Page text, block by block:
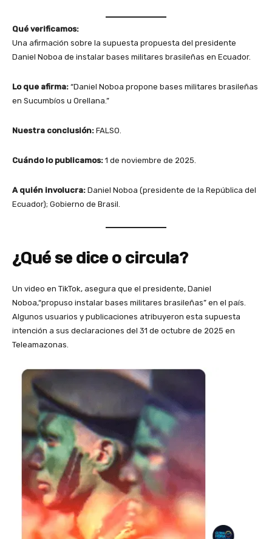
Qué verificamos:
Una afirmación sobre la supuesta propuesta del presidente
Daniel Noboa de instalar bases militares brasileñas en Ecuador.
Lo que afirma: “Daniel Noboa propone bases militares brasileñas
en Sucumbíos u Orellana.”
Nuestra conclusión: FALSO.
Cuándo lo publicamos: 1 de noviembre de 2025.
A quién involucra: Daniel Noboa (presidente de la República del
Ecuador); Gobierno de Brasil.
¿Qué se dice o circula?
Un video en TikTok, asegura que el presidente, Daniel
Noboa,“propuso instalar bases militares brasileñas” en el país.
Algunos usuarios y publicaciones atribuyeron esta supuesta
intención a sus declaraciones del 31 de octubre de 2025 en
Teleamazonas.